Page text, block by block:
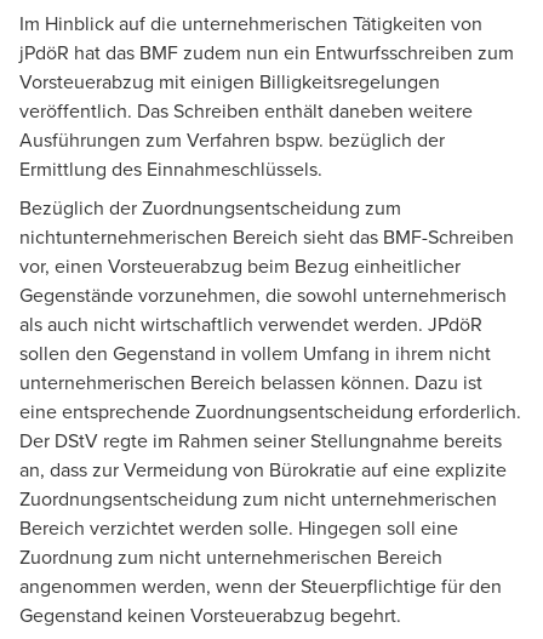
Im Hinblick auf die unternehmerischen Tätigkeiten von
jPdöR hat das BMF zudem nun ein Entwurfsschreiben zum
Vorsteuerabzug mit einigen Billigkeitsregelungen
veröffentlich. Das Schreiben enthält daneben weitere
Ausführungen zum Verfahren bspw. bezüglich der
Ermittlung des Einnahmeschlüssels.
Bezüglich der Zuordnungsentscheidung zum
nichtunternehmerischen Bereich sieht das BMF-Schreiben
vor, einen Vorsteuerabzug beim Bezug einheitlicher
Gegenstände vorzunehmen, die sowohl unternehmerisch
als auch nicht wirtschaftlich verwendet werden. JPdöR
sollen den Gegenstand in vollem Umfang in ihrem nicht
unternehmerischen Bereich belassen können. Dazu ist
eine entsprechende Zuordnungsentscheidung erforderlich.
Der DStV regte im Rahmen seiner Stellungnahme bereits
an, dass zur Vermeidung von Bürokratie auf eine explizite
Zuordnungsentscheidung zum nicht unternehmerischen
Bereich verzichtet werden solle. Hingegen soll eine
Zuordnung zum nicht unternehmerischen Bereich
angenommen werden, wenn der Steuerpflichtige für den
Gegenstand keinen Vorsteuerabzug begehrt.